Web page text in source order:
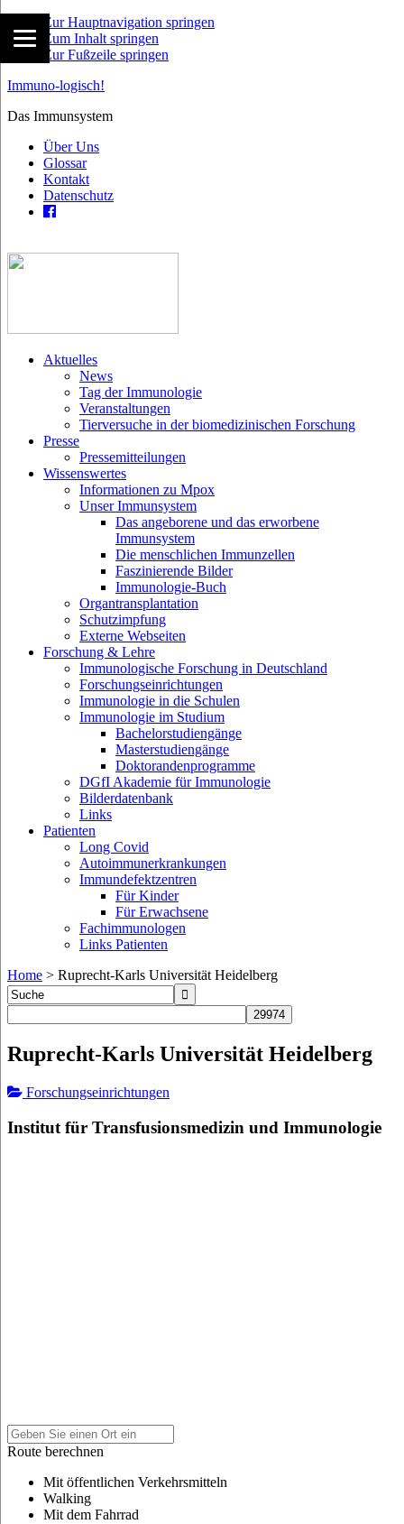
Zur Hauptnavigation springen
Zum Inhalt springen
Zur Fußzeile springen
Immuno-logisch!
Das Immunsystem
Über Uns
Glossar
Kontakt
Datenschutz
Aktuelles
News
Tag der Immunologie
Veranstaltungen
Tierversuche in der biomedizinischen Forschung
Presse
Pressemitteilungen
Wissenswertes
Informationen zu Mpox
Unser Immunsystem
Das angeborene und das erworbene
Immunsystem
Die menschlichen Immunzellen
Faszinierende Bilder
Immunologie-Buch
Organtransplantation
Schutzimpfung
Externe Webseiten
Forschung & Lehre
Immunologische Forschung in Deutschland
Forschungseinrichtungen
Immunologie in die Schulen
Immunologie im Studium
Bachelorstudiengänge
Masterstudiengänge
Doktorandenprogramme
DGfI Akademie für Immunologie
Bilderdatenbank
Links
Patienten
Long Covid
Autoimmunerkrankungen
Immundefektzentren
Für Kinder
Für Erwachsene
Fachimmunologen
Links Patienten
Home > Ruprecht-Karls Universität Heidelberg
Ruprecht-Karls Universität Heidelberg
Forschungseinrichtungen
Institut für Transfusionsmedizin und Immunologie
Route berechnen
Mit öffentlichen Verkehrsmitteln
Walking
Mit dem Fahrrad